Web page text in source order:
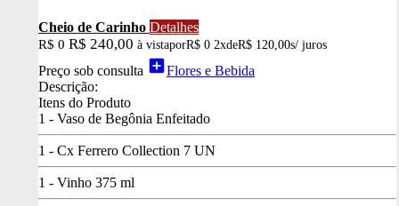
Cheio de Carinho Detalhes
R$ 0 R$ 240,00 à vistaporR$ 0 2xdeR$ 120,00s/ juros
Preço sob consulta add_boxFlores e Bebida
Descrição:
Itens do Produto
1 - Vaso de Begônia Enfeitado
1 - Cx Ferrero Collection 7 UN
1 - Vinho 375 ml